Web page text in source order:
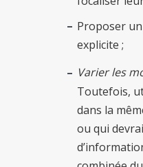
Proposer
explicite ;
Varier les
Toutefois,
dans la
ou qui